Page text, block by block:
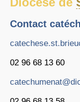
Contact
02 96 68 13 60